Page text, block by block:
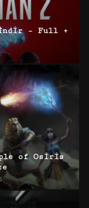
İndir – Full +
of Osiris